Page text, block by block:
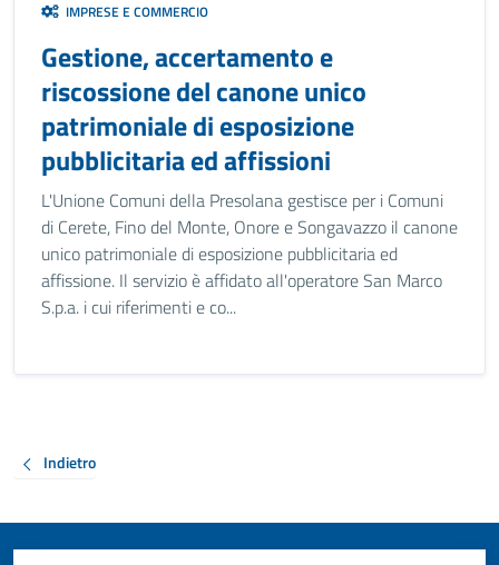
IMPRESE E COMMERCIO
Gestione, accertamento e
riscossione del canone unico
patrimoniale di esposizione
pubblicitaria ed affissioni
L'Unione Comuni della Presolana gestisce per i Comuni
di Cerete, Fino del Monte, Onore e Songavazzo il canone
unico patrimoniale di esposizione pubblicitaria ed
affissione. Il servizio è affidato all'operatore San Marco
S.p.a. i cui riferimenti e co...
Indietro